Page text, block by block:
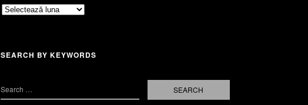
Archives
SEARCH BY KEYWORDS